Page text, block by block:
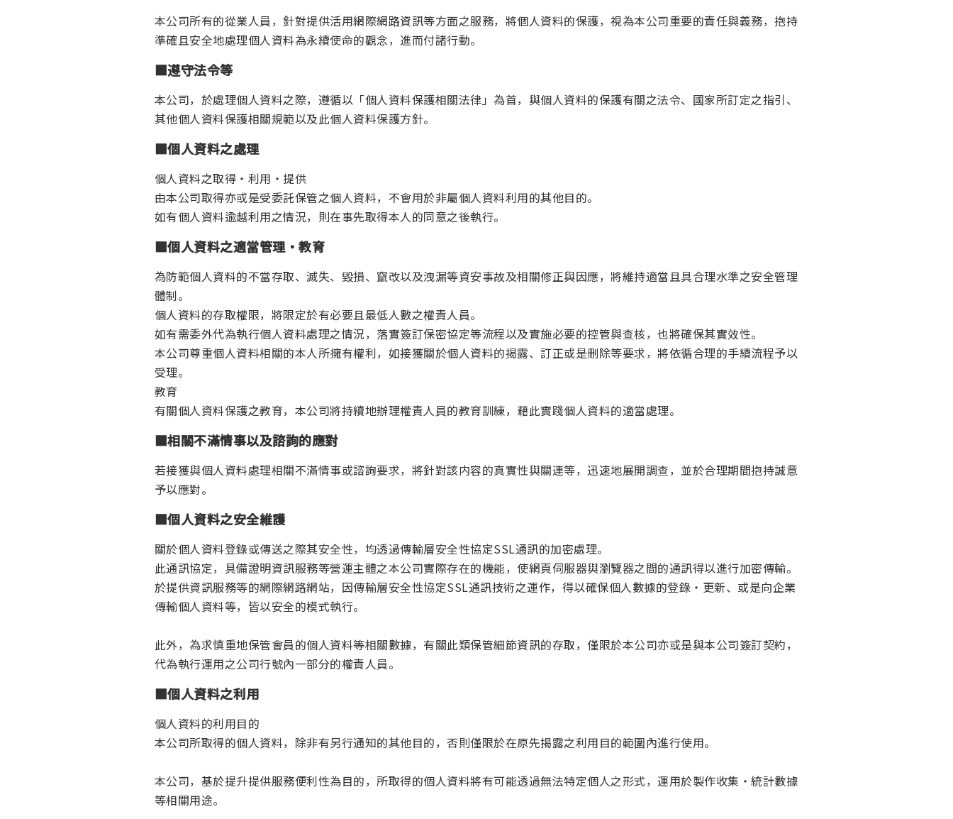
本公司所有的從業人員，針對提供活用網際網路資訊等方面之服務，將個人資料的保護，視為本公司重要的責任與義務，抱持
準確且安全地處理個人資料為永續使命的觀念，進而付諸行動。
■遵守法令等
本公司，於處理個人資料之際，遵循以「個人資料保護相關法律」為首，與個人資料的保護有關之法令、國家所訂定之指引、
其他個人資料保護相關規範以及此個人資料保護方針。
■個人資料之處理
個人資料之取得・利用・提供
由本公司取得亦或是受委託保管之個人資料，不會用於非屬個人資料利用的其他目的。
如有個人資料逾越利用之情況，則在事先取得本人的同意之後執行。
■個人資料之適當管理・教育
為防範個人資料的不當存取、滅失、毀損、竄改以及洩漏等資安事故及相關修正與因應，將維持適當且具合理水準之安全管理
體制。
個人資料的存取權限，將限定於有必要且最低人數之權責人員。
如有需委外代為執行個人資料處理之情況，落實簽訂保密協定等流程以及實施必要的控管與查核，也將確保其實效性。
本公司尊重個人資料相關的本人所擁有權利，如接獲關於個人資料的揭露、訂正或是刪除等要求，將依循合理的手續流程予以
受理。
教育
有關個人資料保護之教育，本公司將持續地辦理權責人員的教育訓練，藉此實踐個人資料的適當處理。
■相關不滿情事以及諮詢的應對
若接獲與個人資料處理相關不滿情事或諮詢要求，將針對該内容的真實性與關連等，迅速地展開調查，並於合理期間抱持誠意
予以應對。
■個人資料之安全維護
關於個人資料登錄或傳送之際其安全性，均透過傳輸層安全性協定SSL通訊的加密處理。
此通訊協定，具備證明資訊服務等營運主體之本公司實際存在的機能，使網頁伺服器與瀏覽器之間的通訊得以進行加密傳輸。
於提供資訊服務等的網際網路網站，因傳輸層安全性協定SSL通訊技術之運作，得以確保個人數據的登錄・更新、或是向企業
傳輸個人資料等，皆以安全的模式執行。
此外，為求慎重地保管會員的個人資料等相關數據，有關此類保管細節資訊的存取，僅限於本公司亦或是與本公司簽訂契約，
代為執行運用之公司行號內一部分的權責人員。
■個人資料之利用
個人資料的利用目的
本公司所取得的個人資料，除非有另行通知的其他目的，否則僅限於在原先揭露之利用目的範圍內進行使用。
本公司，基於提升提供服務便利性為目的，所取得的個人資料將有可能透過無法特定個人之形式，運用於製作收集‧統計數據
等相關用途。